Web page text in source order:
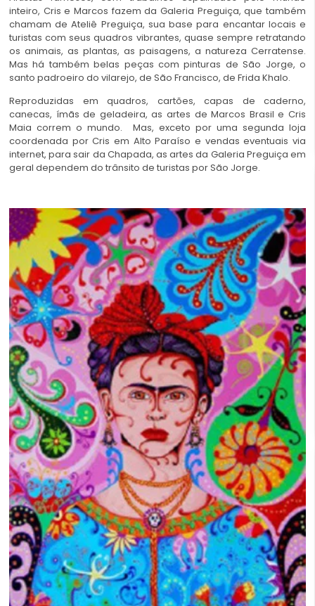
inteiro, Cris e Marcos fazem da Galeria Preguiça, que também
chamam de Ateliê Preguiça, sua base para encantar locais e
turistas com seus quadros vibrantes, quase sempre retratando
os animais, as plantas, as paisagens, a natureza Cerratense.
Mas há também belas peças com pinturas de São Jorge, o
santo padroeiro do vilarejo, de São Francisco, de Frida Khalo.
Reproduzidas em quadros, cartões, capas de caderno,
canecas, ímãs de geladeira, as artes de Marcos Brasil e Cris
Maia correm o mundo. Mas, exceto por uma segunda loja
coordenada por Cris em Alto Paraíso e vendas eventuais via
internet, para sair da Chapada, as artes da Galeria Preguiça em
geral dependem do trânsito de turistas por São Jorge.